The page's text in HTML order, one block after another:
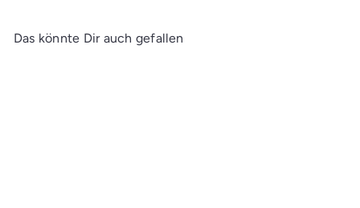
Das könnte Dir auch gefallen